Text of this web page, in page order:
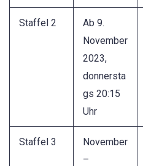
Staffel 2
Ab 9.
November
2023,
donnersta
gs 20:15
Uhr
Staffel 3
November
–